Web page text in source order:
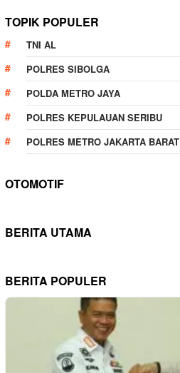
TOPIK POPULER
TNI AL
POLRES SIBOLGA
POLDA METRO JAYA
POLRES KEPULAUAN SERIBU
POLRES METRO JAKARTA BARAT
OTOMOTIF
BERITA UTAMA
BERITA POPULER